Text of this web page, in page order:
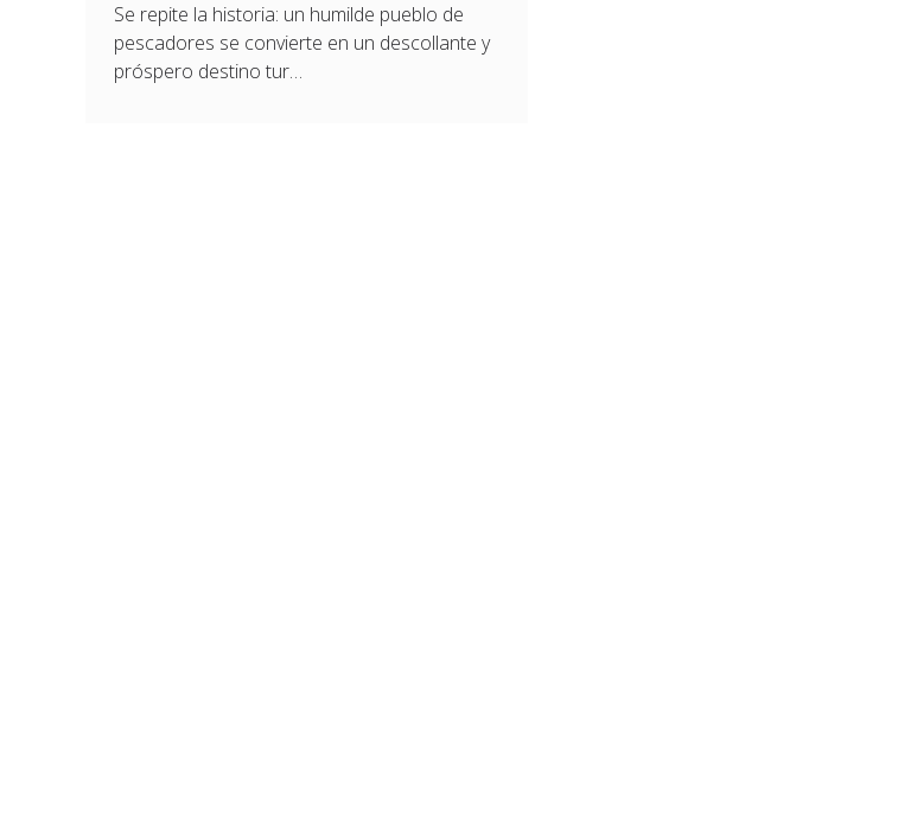
Se repite la historia: un humilde pueblo de
pescadores se convierte en un descollante y
próspero destino tur…